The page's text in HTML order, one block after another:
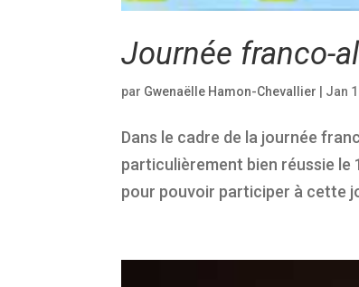
Journée franco-
par Gwenaëlle Hamon-Chevallier Jan
Dans le cadre de la journée
particulièrement bien réussie le
pour pouvoir participer à cette